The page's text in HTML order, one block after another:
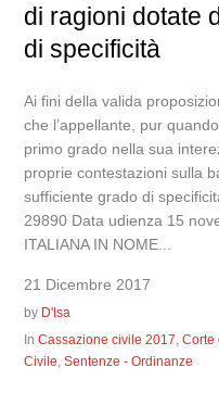
di ragioni dotate
di specificità
Ai fini della valida
che l’appellante, pur
primo grado nella sua
proprie contestazioni sulla
sufficiente grado di
29890 Data udienza 15
ITALIANA IN NOME...
21 Dicembre 2017
by D'Isa
InCassazione civile 2017,Corte
Civile,Sentenze - Ordinanze